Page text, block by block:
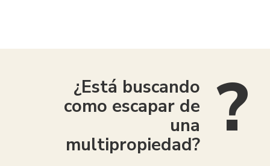
¿Está buscando
como escapar de
una
multipropiedad?